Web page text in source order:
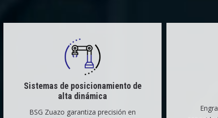
Sistemas de posicionamiento de
alta dinámica
BSG Zuazo garantiza precisión en